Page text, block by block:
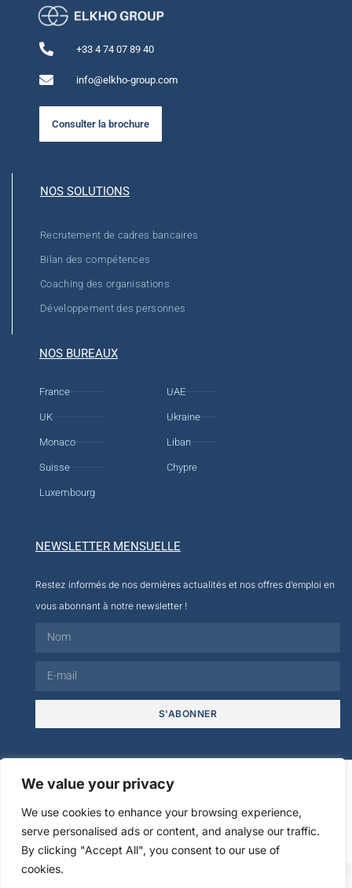
We value your privacy
We use cookies to enhance your browsing experience,
serve personalised ads or content, and analyse our traffic.
By clicking "Accept All", you consent to our use of
cookies.
+33 4 74 07 89 40
info@elkho-group.com
Consulter la brochure
NOS SOLUTIONS
Recrutement de cadres bancaires
Bilan des compétences
Coaching des organisations
Développement des personnes
NOS BUREAUX
France
UK
Monaco
Suisse
Luxembourg
UAE
Ukraine
Liban
Chypre
NEWSLETTER MENSUELLE
Restez informés de nos dernières actualités et nos offres d’emploi en
vous abonnant à notre newsletter !
S'ABONNER
© 2026
légales
Politique de
confidentialité
FR